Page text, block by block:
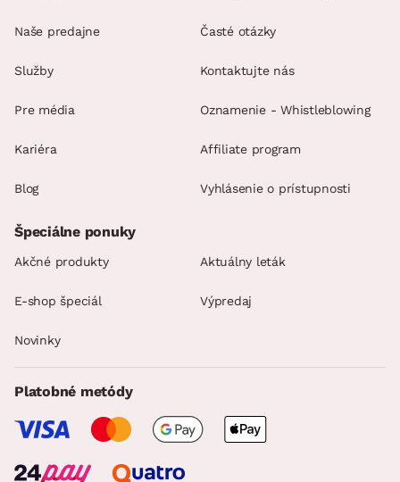
Naše predajne
Služby
Pre média
Kariéra
Blog
Časté otázky
Kontaktujte nás
Oznamenie - Whistleblowing
Affiliate program
Vyhlásenie o prístupnosti
Špeciálne ponuky
Akčné produkty Aktuálny leták
E-shop špeciál Výpredaj
Novinky
Platobné metódy